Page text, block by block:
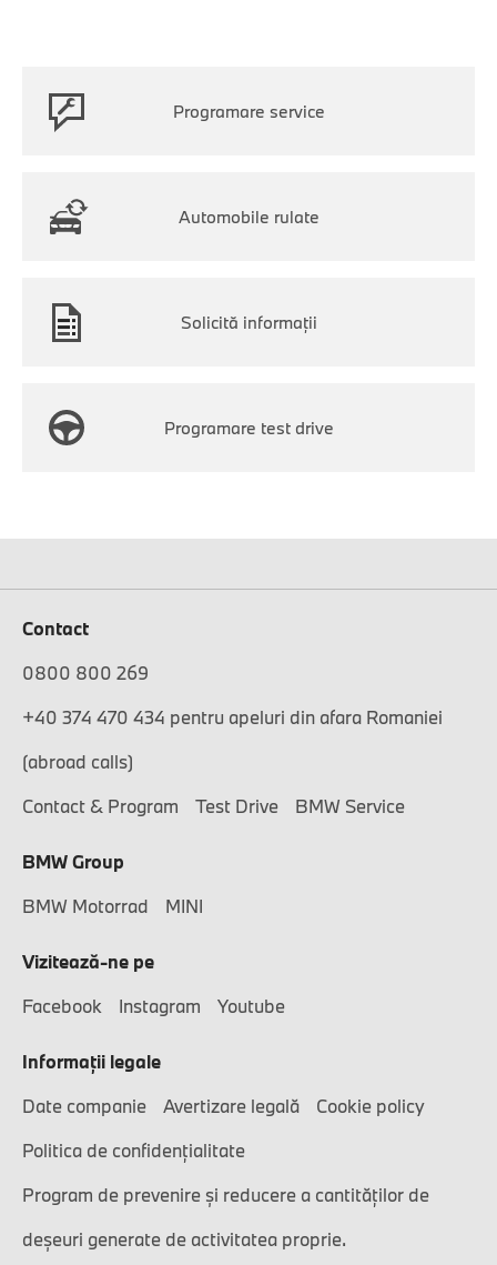
Programare service
Automobile rulate
Solicită informaţii
Programare test drive
Contact
0800 800 269
+40 374 470 434 pentru apeluri din afara Romaniei
(abroad calls)
Contact & Program
Test Drive BMW Service
BMW Group
BMW Motorrad
MINI
Vizitează-ne pe
Facebook
Instagram Youtube
Informaţii legale
Date companie
Avertizare legală
Cookie policy
Politica de confidențialitate
Program de prevenire și reducere a cantităților de
deșeuri generate de activitatea proprie.